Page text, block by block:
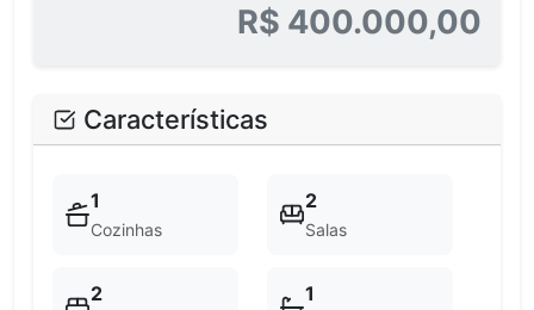
R$ 400.000,00
Características
1
Cozinhas
2
Salas
2 1